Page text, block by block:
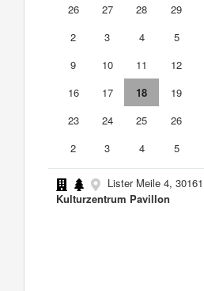
26
27 28 29
2
3 4 5
9
10 11 12
16
17 18 19
23
24 25 26
2
3 4 5
Lister Meile 4,
Kulturzentrum Pavillon